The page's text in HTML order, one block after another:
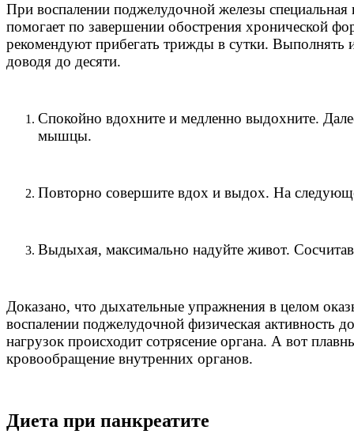
При воспалении поджелудочной железы
помогает по завершении обострения хронической
рекомендуют прибегать трижды в сутки. Выполнять
доводя до десяти.
Спокойно вдохните и медленно выдохните.
мышцы.
Повторно совершите вдох и выдох. На
Выдыхая, максимально надуйте живот. Сосчитав
Доказано, что дыхательные упражнения в целом
воспалении поджелудочной физическая
нагрузок происходит сотрясение органа. А вот
кровообращение внутренних органов.
Диета при панкреатите